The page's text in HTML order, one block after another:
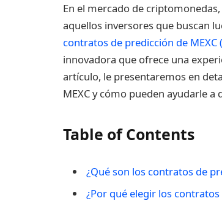
En el mercado de
aquellos inversores que buscan
contratos de predicción de
innovadora que ofrece una
artículo, le presentaremos en
MEXC y cómo pueden ayudarle a
Table of Contents
¿Qué son los contratos de
¿Por qué elegir los contratos